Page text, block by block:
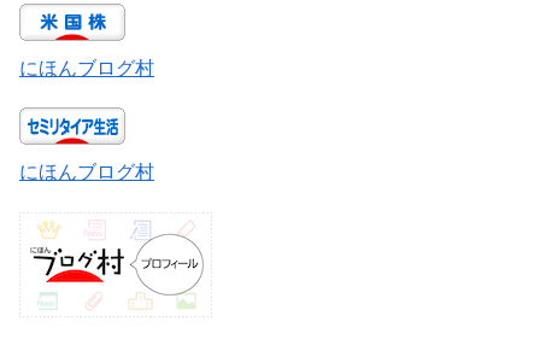
にほんブログ村
にほんブログ村